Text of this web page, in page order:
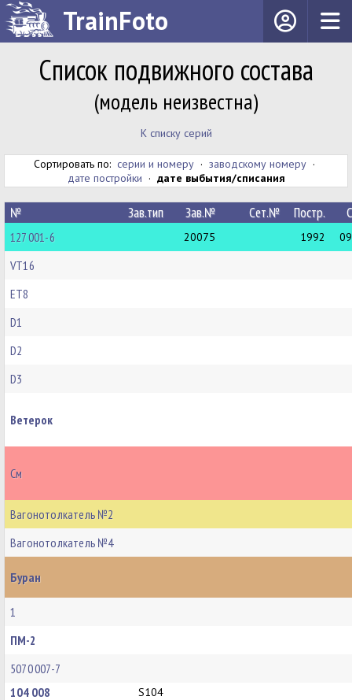
TrainFoto
Список подвижного состава
(модель неизвестна)
К списку серий
Сортировать по: серии и номеру · заводскому номеру ·
дате постройки · дате выбытия/списания
№ Зав.тип Зав.№ Сет.№ Постр.
127 001-6 20075 1992
VT16
ET8
D1
D2
D3
Ветерок
См
Вагонотолкатель №2
Вагонотолкатель №4
Буран
1
ПМ-2
5070 007-7
104 008
S104